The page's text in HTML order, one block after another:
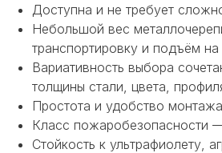
Доступна и не требует
Небольшой вес
транспортировку и подъём на
Вариативность выбора
толщины стали, цвета,
Простота и удобство
Класс пожаробезопасности
Стойкость к ультрафиолету,